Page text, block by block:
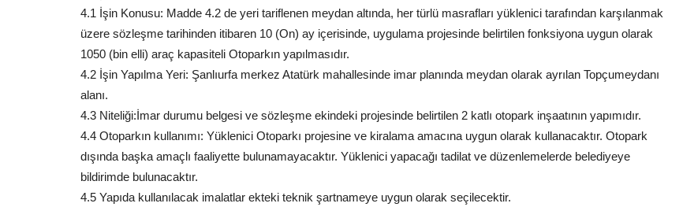
4.1 İşin Konusu: Madde 4.2 de yeri tariflenen meydan altında, her türlü masrafları yüklenici tarafından karşılanmak
üzere sözleşme tarihinden itibaren 10 (On) ay içerisinde, uygulama projesinde belirtilen fonksiyona uygun olarak
1050 (bin elli) araç kapasiteli Otoparkın yapılmasıdır.
4.2 İşin Yapılma Yeri: Şanlıurfa merkez Atatürk mahallesinde imar planında meydan olarak ayrılan Topçumeydanı
alanı.
4.3 Niteliği:İmar durumu belgesi ve sözleşme ekindeki projesinde belirtilen 2 katlı otopark inşaatının yapımıdır.
4.4 Otoparkın kullanımı: Yüklenici Otoparkı projesine ve kiralama amacına uygun olarak kullanacaktır. Otopark
dışında başka amaçlı faaliyette bulunamayacaktır. Yüklenici yapacağı tadilat ve düzenlemelerde belediyeye
bildirimde bulunacaktır.
4.5 Yapıda kullanılacak imalatlar ekteki teknik şartnameye uygun olarak seçilecektir.